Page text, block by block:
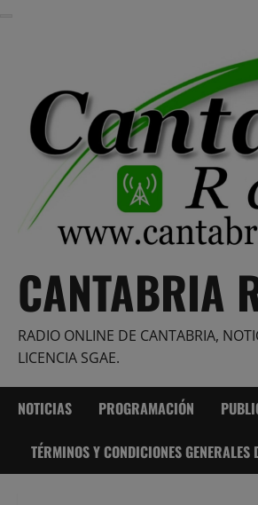
CANTABRIA
RADIO ONLINE DE CANTABRIA,
LICENCIA SGAE.
NOTICIAS PROGRAMACIÓN
TÉRMINOS Y CONDICIONES